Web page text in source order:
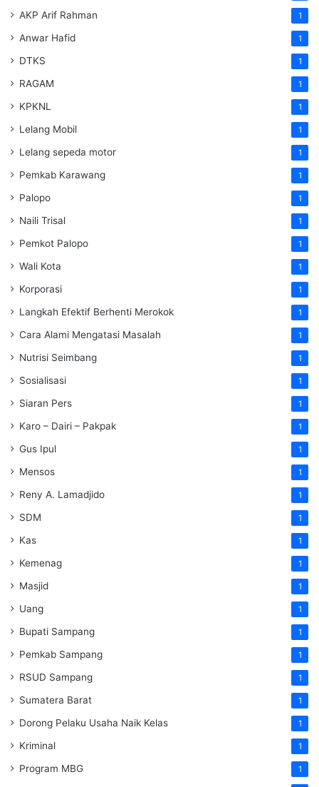
AKP Arif Rahman 1
Anwar Hafid 1
DTKS 1
RAGAM 1
KPKNL 1
Lelang Mobil 1
Lelang sepeda motor 1
Pemkab Karawang 1
Palopo 1
Naili Trisal 1
Pemkot Palopo 1
Wali Kota 1
Korporasi 1
Langkah Efektif Berhenti Merokok 1
Cara Alami Mengatasi Masalah 1
Nutrisi Seimbang 1
Sosialisasi 1
Siaran Pers 1
Karo – Dairi – Pakpak 1
Gus Ipul 1
Mensos 1
Reny A. Lamadjido 1
SDM 1
Kas 1
Kemenag 1
Masjid 1
Uang 1
Bupati Sampang 1
Pemkab Sampang 1
RSUD Sampang 1
Sumatera Barat 1
Dorong Pelaku Usaha Naik Kelas 1
Kriminal 1
Program MBG 1